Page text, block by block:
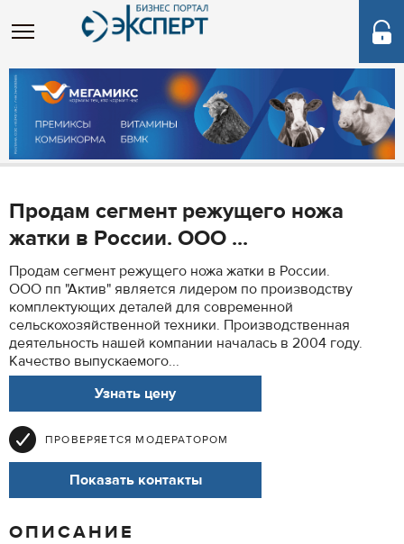
Продам сегмент режущего ножа
жатки в России. ООО ...
Продам сегмент режущего ножа жатки в России.
ООО пп "Актив" является лидером по производству
комплектующих деталей для современной
сельскохозяйственной техники. Производственная
деятельность нашей компании началась в 2004 году.
Качество выпускаемого...
Узнать цену
ПРОВЕРЯЕТСЯ МОДЕРАТОРОМ
Показать контакты
ОПИСАНИЕ